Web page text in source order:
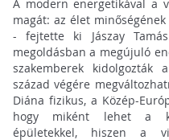
A modern energetikával a
magát: az élet
- fejtette ki Jászay
megoldásban a megújuló
szakemberek kidolgozták
század végére
Diána fizikus, a Közép-
hogy miként lehet a
épületekkel, hiszen a